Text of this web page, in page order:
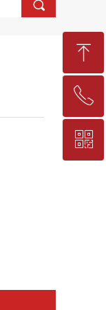
끠
ꁸ
回到顶部
ꂅ
15130837752
ꀥ